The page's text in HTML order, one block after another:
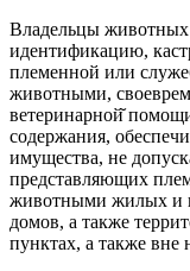
Владельцы животных
идентификацию,
племенной или
животными,
ветеринарной̆
содержания,
имущества, не
представляющих
животными жилых и
домов, а также
пунктах, а также вне